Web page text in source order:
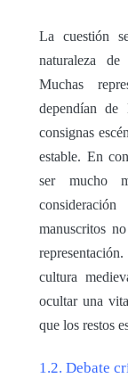
La cuestión
naturaleza de
Muchas
dependían
consignas
estable. En
ser mucho
manuscritos
cultura
ocultar una
que los restos
1.2. Debate